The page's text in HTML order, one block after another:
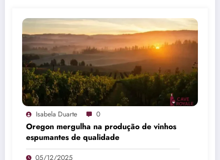
Isabela Duarte 0
Oregon mergulha na produção de vinhos
espumantes de qualidade
05/12/2025